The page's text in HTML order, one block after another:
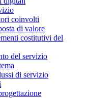
coinvolti
di valore
costitutivi del
del servizio
di servizio